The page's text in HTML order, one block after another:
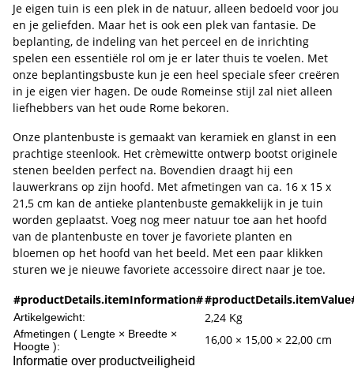
Je eigen tuin is een plek in de natuur, alleen bedoeld voor jou
en je geliefden. Maar het is ook een plek van fantasie. De
beplanting, de indeling van het perceel en de inrichting
spelen een essentiële rol om je er later thuis te voelen. Met
onze beplantingsbuste kun je een heel speciale sfeer creëren
in je eigen vier hagen. De oude Romeinse stijl zal niet alleen
liefhebbers van het oude Rome bekoren.
Onze plantenbuste is gemaakt van keramiek en glanst in een
prachtige steenlook. Het crèmewitte ontwerp bootst originele
stenen beelden perfect na. Bovendien draagt hij een
lauwerkrans op zijn hoofd. Met afmetingen van ca. 16 x 15 x
21,5 cm kan de antieke plantenbuste gemakkelijk in je tuin
worden geplaatst. Voeg nog meer natuur toe aan het hoofd
van de plantenbuste en tover je favoriete planten en
bloemen op het hoofd van het beeld. Met een paar klikken
sturen we je nieuwe favoriete accessoire direct naar je toe.
#productDetails.itemInformation#
Artikelgewicht: 2,24 Kg
Afmetingen ( Lengte × Breedte ×
Hoogte ):
16,00 × 15,00 × 22,00 cm
Informatie over productveiligheid